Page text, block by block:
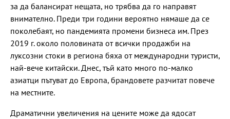
за да балансират нещата, но трябва да го направят
внимателно. Преди три години вероятно нямаше да се
поколебаят, но пандемията промени бизнеса им. През
2019 г. около половината от всички продажби на
луксозни стоки в региона бяха от международни туристи,
най-вече китайски. Днес, тъй като много по-малко
азиатци пътуват до Европа, брандовете разчитат повече
на местните.
Драматични увеличения на цените може да ядосат